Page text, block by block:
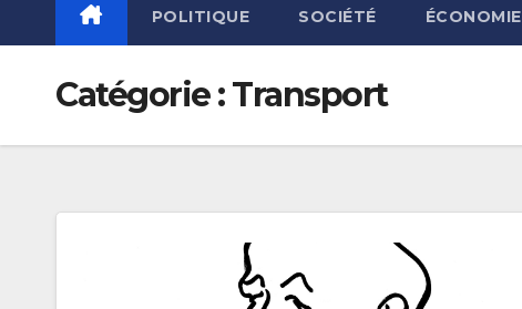
POLITIQUE SOCIÉTÉ ÉCONOMIE
Catégorie :Transport